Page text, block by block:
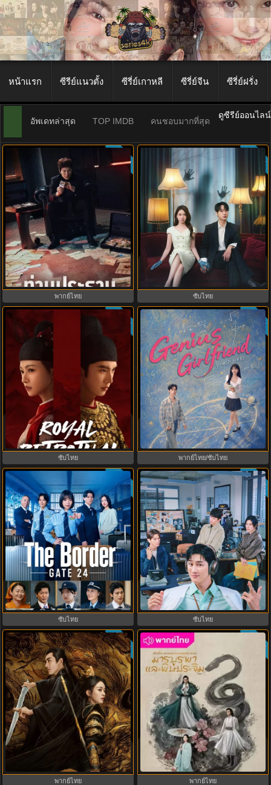
หน้าแรก ซีรีย์แนวตั้ง ซีรี่ย์เกาหลี ซีรี่ย์จีน ซีรี่ย์ฝรั่ง
อัพเดทล่าสุด TOP IMDB คนชอบมากที่สุด
ดูซีรีย์ออนไล
The Apartment Job (2026) ท่าน
ประธานกำมะลอ พากย์ไทย ซับไทย
EP1-12
ซับไทย
พากย์ไทย
Spooky in Love (2026) สะดุดรักกุ๊ก
กุ๊กกู๋ พากย์ไทย ซับไทย EP1-12
ซับไทย
ซับไทย
Royal Betrothal (2026) สัญญาวิวาห์
แห่งราชวงศ์ พากย์ไทย ซับไทย
EP1-32
ซับไทย
ซับไทย
Genius Girlfriend แฟนสาวอัจฉริยะ
(2026) พากย์ไทย ซับไทย EP.1-28
9.0 ซับไทย
พากย์ไทย/ซับไทย
GATE24: หน่วยสกัดภัยข้ามแดน
(2026) ซับไทย EP.1-10
ซับไทย
ซับไทย
Flex X Cop 2 คุณชายสายสืบ ซีซั่น
2 (2026) พากย์ไทย ซับไทย EP.1-14
8.0 ซับไทย
ซับไทย
The Legend of ShenLi ปฐพีไร้พ่าย
(2024) พากย์ไทย ซับไทย EP.1-39
8.5 ซับไทย
พากย์ไทย
มังกรหยก ภาคมารบูรพาและพิษ
ประจิม Duel on Mount Hua พากย์
ไทย
8.0 ซับไทย
พากย์ไทย